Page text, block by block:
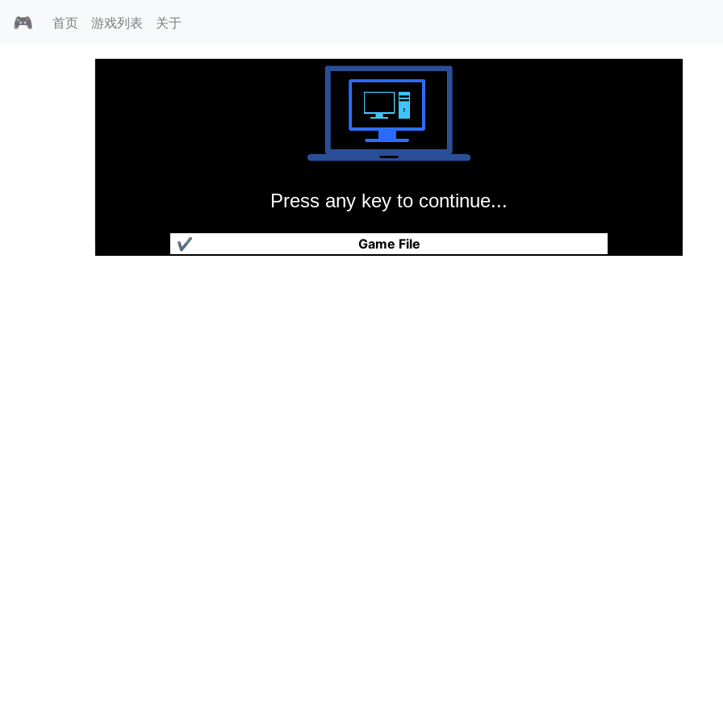
🎮 首页 游戏列表 关于
Press any key to continue...
Game File
✔